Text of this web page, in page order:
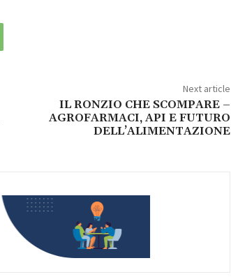
Next article
IL RONZIO CHE SCOMPARE –
AGROFARMACI, API E FUTURO
DELL’ALIMENTAZIONE